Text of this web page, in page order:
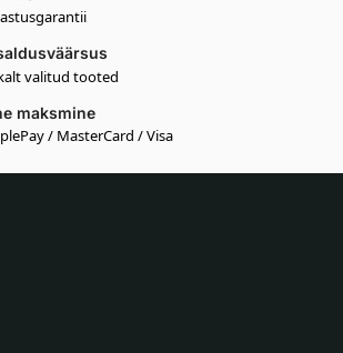
valitud tooted
maksmine
/ MasterCard / Visa